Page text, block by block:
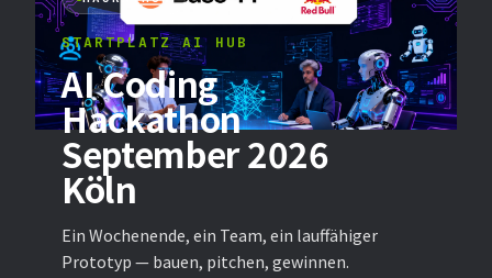
STARTPLATZ AI HUB
AI Coding
Hackathon
September 2026
Köln
Ein Wochenende, ein Team, ein lauffähiger
Prototyp — bauen, pitchen, gewinnen.